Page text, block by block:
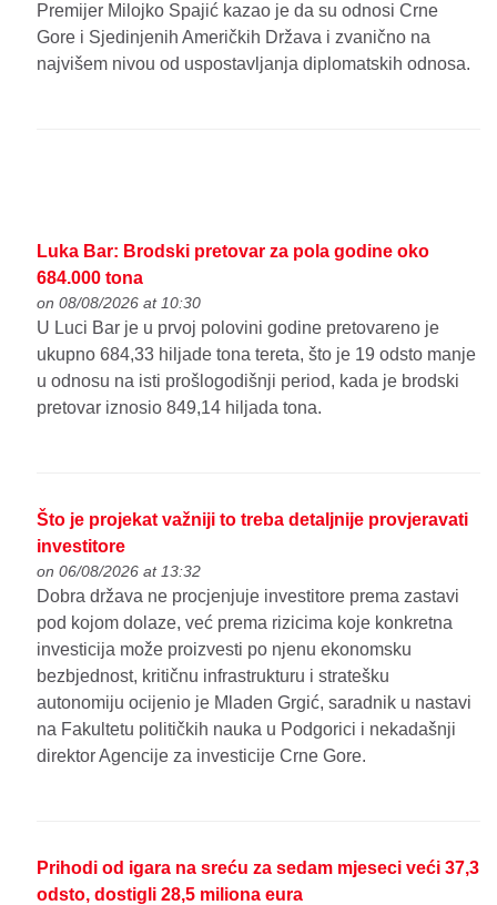
Premijer Milojko Spajić kazao je da su odnosi Crne
Gore i Sjedinjenih Američkih Država i zvanično na
najvišem nivou od uspostavljanja diplomatskih odnosa.
Luka Bar: Brodski pretovar za pola godine oko
684.000 tona
on 08/08/2026 at 10:30
U Luci Bar je u prvoj polovini godine pretovareno je
ukupno 684,33 hiljade tona tereta, što je 19 odsto manje
u odnosu na isti prošlogodišnji period, kada je brodski
pretovar iznosio 849,14 hiljada tona.
Što je projekat važniji to treba detaljnije provjeravati
investitore
on 06/08/2026 at 13:32
Dobra država ne procjenjuje investitore prema zastavi
pod kojom dolaze, već prema rizicima koje konkretna
investicija može proizvesti po njenu ekonomsku
bezbjednost, kritičnu infrastrukturu i stratešku
autonomiju ocijenio je Mladen Grgić, saradnik u nastavi
na Fakultetu političkih nauka u Podgorici i nekadašnji
direktor Agencije za investicije Crne Gore.
Prihodi od igara na sreću za sedam mjeseci veći 37,3
odsto, dostigli 28,5 miliona eura